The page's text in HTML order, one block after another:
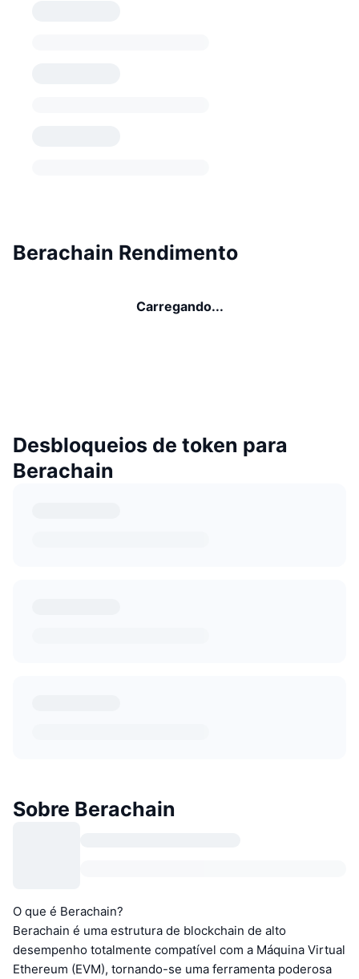
Berachain Rendimento
Carregando...
Desbloqueios de token para
Berachain
Sobre Berachain
O que é Berachain?
Berachain é uma estrutura de blockchain de alto
desempenho totalmente compatível com a Máquina Virtual
Ethereum (EVM), tornando-se uma ferramenta poderosa